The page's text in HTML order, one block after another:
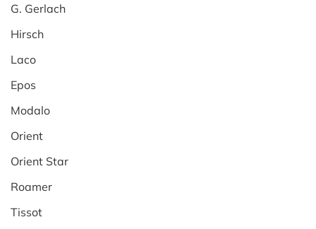
G. Gerlach
Hirsch
Laco
Epos
Modalo
Orient
Orient Star
Roamer
Tissot